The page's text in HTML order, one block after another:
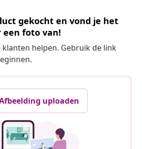
gekocht en vond je het
een foto van!
klanten helpen. Gebruik de link
uploaden